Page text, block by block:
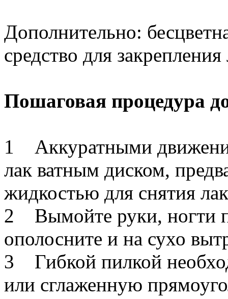
Дополнительно:
средство для закрепления
Пошаговая процедура
1 Аккуратными
лак ватным диском,
жидкостью для снятия
2 Вымойте руки, ногти
ополосните и на сухо
3 Гибкой пилкой
или сглаженную